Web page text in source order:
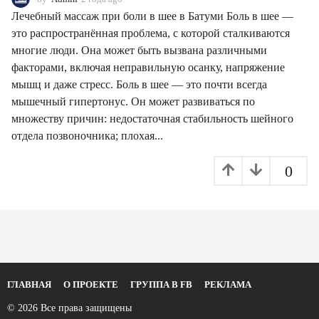
г
д
а
a
Лечебный массаж при боли в шее в Батуми Боль в шее —
это распространённая проблема, с которой сталкиваются
многие люди. Она может быть вызвана различными
факторами, включая неправильную осанку, напряжение
мышц и даже стресс. Боль в шее — это почти всегда
мышечный гипертонус. Он может развиваться по
множеству причин: недостаточная стабильность шейного
отдела позвоночника; плохая...
0
ГЛАВНАЯ О ПРОЕКТЕ ГРУППА В FB РЕКЛАМА
© 2026 Все права защищены